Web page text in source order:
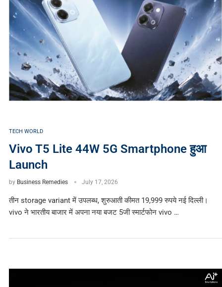
TECH WORLD
Vivo T5 Lite 44W 5G Smartphone हुआ
Launch
by Business Remedies July 17, 2026
तीन storage variant में उपलब्ध, शुरुआती कीमत 19,999 रुपये नई दिल्ली।
vivo ने भारतीय बाजार में अपना नया बजट 5जी स्मार्टफोन vivo …